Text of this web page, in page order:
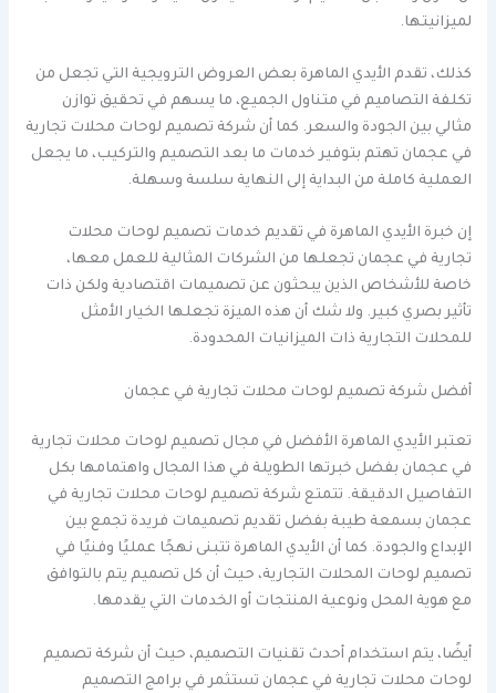
لميزانيتها.
كذلك، تقدم الأيدي الماهرة بعض العروض الترويجية التي تجعل من
تكلفة التصاميم في متناول الجميع، ما يسهم في تحقيق توازن
مثالي بين الجودة والسعر. كما أن شركة تصميم لوحات محلات تجارية
في عجمان تهتم بتوفير خدمات ما بعد التصميم والتركيب، ما يجعل
العملية كاملة من البداية إلى النهاية سلسة وسهلة.
إن خبرة الأيدي الماهرة في تقديم خدمات تصميم لوحات محلات
تجارية في عجمان تجعلها من الشركات المثالية للعمل معها،
خاصة للأشخاص الذين يبحثون عن تصميمات اقتصادية ولكن ذات
تأثير بصري كبير. ولا شك أن هذه الميزة تجعلها الخيار الأمثل
للمحلات التجارية ذات الميزانيات المحدودة.
أفضل شركة تصميم لوحات محلات تجارية في عجمان
تعتبر الأيدي الماهرة الأفضل في مجال تصميم لوحات محلات تجارية
في عجمان بفضل خبرتها الطويلة في هذا المجال واهتمامها بكل
التفاصيل الدقيقة. تتمتع شركة تصميم لوحات محلات تجارية في
عجمان بسمعة طيبة بفضل تقديم تصميمات فريدة تجمع بين
الإبداع والجودة. كما أن الأيدي الماهرة تتبنى نهجًا عمليًا وفنيًا في
تصميم لوحات المحلات التجارية، حيث أن كل تصميم يتم بالتوافق
مع هوية المحل ونوعية المنتجات أو الخدمات التي يقدمها.
أيضًا، يتم استخدام أحدث تقنيات التصميم، حيث أن شركة تصميم
لوحات محلات تجارية في عجمان تستثمر في برامج التصميم